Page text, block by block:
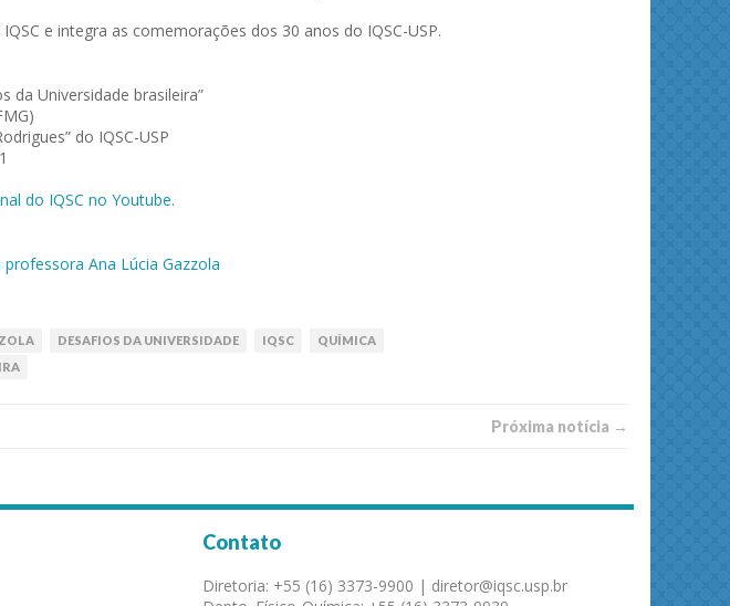
e integra as comemorações dos 30 anos do IQSC-USP.
da Universidade brasileira”
do IQSC-USP
do IQSC no Youtube.
Ana Lúcia Gazzola
DESAFIOS DA UNIVERSIDADE IQSC
QUÍMICA
Próxima notí­­cia →
Contato
Diretoria: +55 (16) 3373-9900 | diretor@iqsc.usp.br